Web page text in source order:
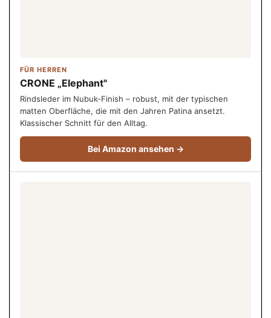
FÜR HERREN
CRONE „Elephant"
Rindsleder im Nubuk-Finish – robust, mit der typischen
matten Oberfläche, die mit den Jahren Patina ansetzt.
Klassischer Schnitt für den Alltag.
Bei Amazon ansehen →